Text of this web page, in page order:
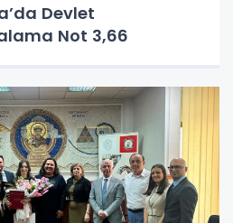
Devlet
Not 3,66